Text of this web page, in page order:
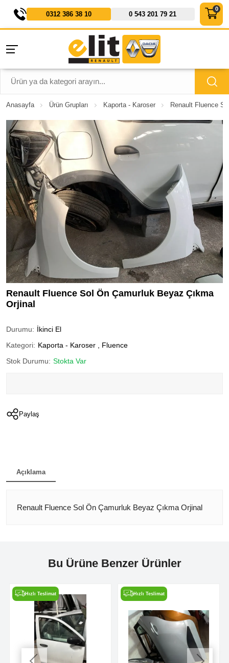
0312 386 38 10 0 543 201 79 21
Anasayfa Ürün Grupları Kaporta - Karoser Renault Fluence
Renault Fluence Sol Ön Çamurluk Beyaz Çıkma
Orjinal
Durumu: İkinci El
Kategori: Kaporta - Karoser
Fluence
Stok Durumu: Stokta Var
Paylaş
Açıklama
Renault Fluence Sol Ön Çamurluk Beyaz Çıkma Orjinal
Bu Ürüne Benzer Ürünler
Hızlı Teslimat Hızlı Teslimat